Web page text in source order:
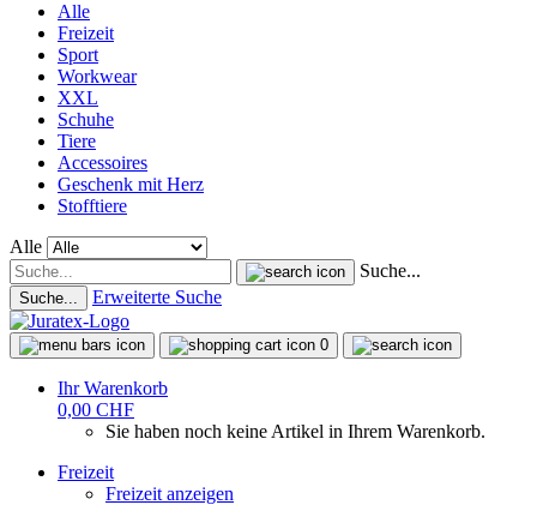
Alle
Freizeit
Sport
Workwear
XXL
Schuhe
Tiere
Accessoires
Geschenk mit Herz
Stofftiere
Alle
Suche...
Suche... Erweiterte Suche
0
Ihr Warenkorb
0,00 CHF
Sie haben noch keine Artikel in Ihrem Warenkorb.
Freizeit
Freizeit anzeigen